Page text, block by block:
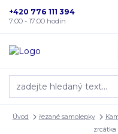
+420 776 111 394
7:00 - 17:00 hodin
Úvod řezané samolepky
zrcátka